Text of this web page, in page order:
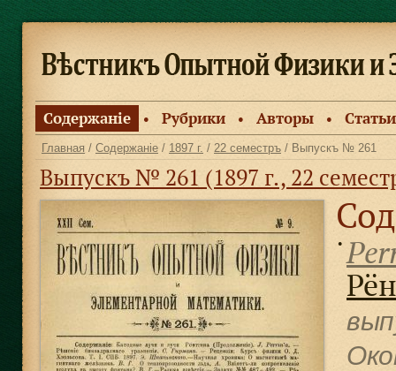
Содержанiе ● Рубрики ● Авторы ● Статьи
Главная / Содержанiе / 1897 г. / 22 семестръ / Выпускъ № 261
Выпускъ № 261 (1897 г., 22
●